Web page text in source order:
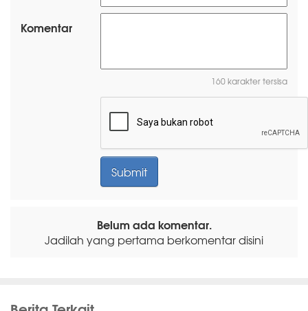
Komentar
160 karakter tersisa
Belum ada komentar.
Jadilah yang pertama berkomentar disini